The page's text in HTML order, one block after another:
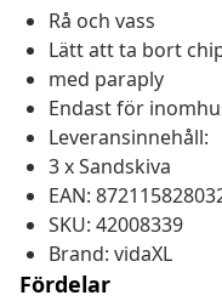
Rå och vass
Lätt att ta bort
med paraply
Endast för
Leveransinnehåll:
3 x Sandskiva
EAN:
SKU: 42008339
Brand: vidaXL
Fördelar